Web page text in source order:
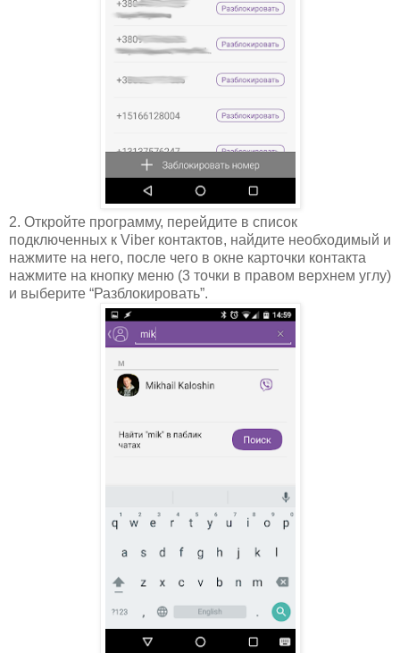
2. Откройте программу, перейдите в список
подключенных к Viber контактов, найдите необходимый и
нажмите на него, после чего в окне карточки контакта
нажмите на кнопку меню (3 точки в правом верхнем углу)
и выберите “Разблокировать”.